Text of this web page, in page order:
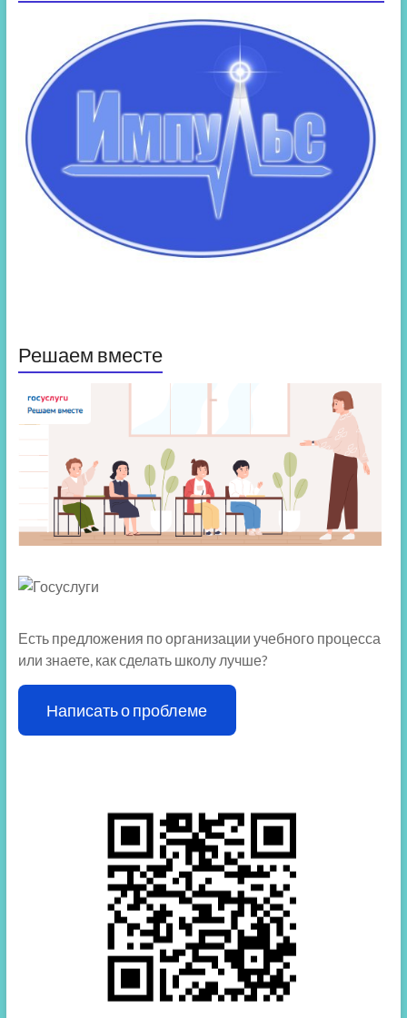
Решаем вместе
Есть предложения по организации учебного процесса
или знаете, как сделать школу лучше?
Написать о проблеме